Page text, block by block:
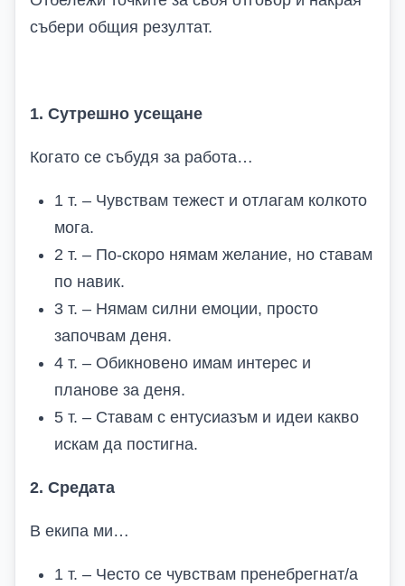
събери общия резултат.
1. Сутрешно усещане
Когато се събудя за работа…
1 т. – Чувствам тежест и отлагам колкото
мога.
2 т. – По-скоро нямам желание, но ставам
по навик.
3 т. – Нямам силни емоции, просто
започвам деня.
4 т. – Обикновено имам интерес и
планове за деня.
5 т. – Ставам с ентусиазъм и идеи какво
искам да постигна.
2. Средата
В екипа ми…
1 т. – Често се чувствам пренебрегнат/а